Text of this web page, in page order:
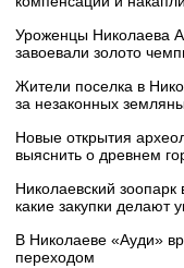
Уроженцы Николаева
завоевали золото
Жители поселка в
за незаконных
Новые открытия
выяснить о древнем
Николаевский
какие закупки делают
В Николаеве «Ауди»
переходом